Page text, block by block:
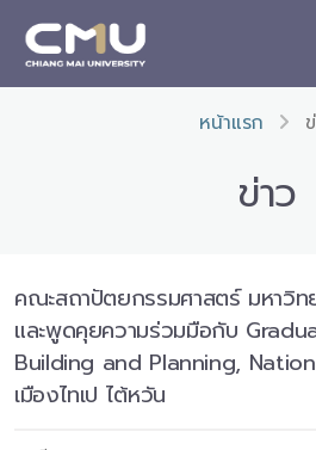
หน้าแรก
ข่าว
คณะสถาปัตยกรรมศาสตร์ มหาวิท
และพูดคุยความร่วมมือกับ
Building and Planning,
เมืองไทเป ไต้หวัน